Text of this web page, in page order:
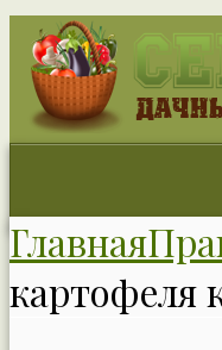
Главная
картофеля